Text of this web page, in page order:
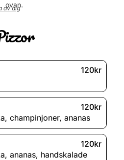
ovan.
av dig
120kr
120kr
, champinjoner, ananas
120kr
, ananas, handskalade